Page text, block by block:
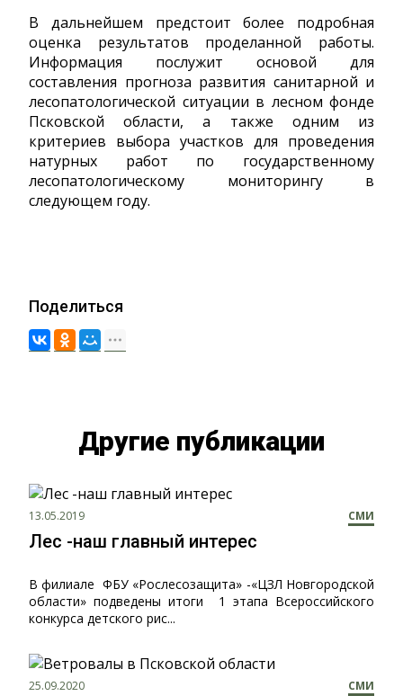
В дальнейшем предстоит более подробная
оценка результатов проделанной работы.
Информация послужит основой для
составления прогноза развития санитарной и
лесопатологической ситуации в лесном фонде
Псковской области, а также одним из
критериев выбора участков для проведения
натурных работ по государственному
лесопатологическому мониторингу в
следующем году.
Поделиться
Другие публикации
13.05.2019 СМИ
Лес -наш главный интерес
В филиале ФБУ «Рослесозащита» -«ЦЗЛ Новгородской
области» подведены итоги 1 этапа Всероссийского
конкурса детского рис...
25.09.2020 СМИ